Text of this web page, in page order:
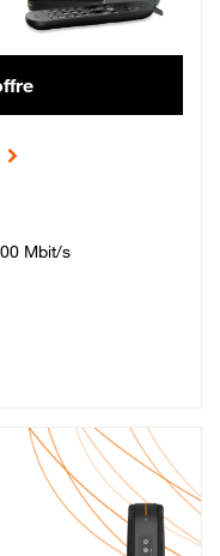
Mbit/s
€ par mois, Engagement 12 mois